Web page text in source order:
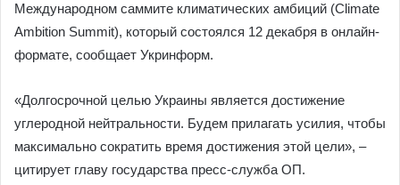
Международном саммите климатических амбиций (Climate
Ambition Summit), который состоялся 12 декабря в онлайн-
формате, сообщает Укринформ.
«Долгосрочной целью Украины является достижение
углеродной нейтральности. Будем прилагать усилия, чтобы
максимально сократить время достижения этой цели», –
цитирует главу государства пресс-служба ОП.